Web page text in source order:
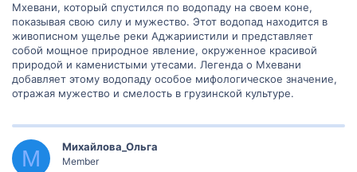
Мхевани, который спустился по водопаду на своем коне,
показывая свою силу и мужество. Этот водопад находится в
живописном ущелье реки Аджариистили и представляет
собой мощное природное явление, окруженное красивой
природой и каменистыми утесами. Легенда о Мхевани
добавляет этому водопаду особое мифологическое значение,
отражая мужество и смелость в грузинской культуре.
М Михайлова_Ольга
Member